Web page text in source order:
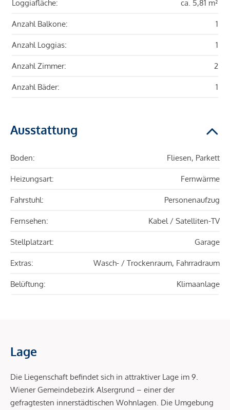
Loggiafläche: ca. 5,81 m²
Anzahl Balkone: 1
Anzahl Loggias: 1
Anzahl Zimmer: 2
Anzahl Bäder: 1
Ausstattung
Boden: Fliesen, Parkett
Heizungsart: Fernwärme
Fahrstuhl: Personenaufzug
Fernsehen: Kabel / Satelliten-TV
Stellplatzart: Garage
Extras: Wasch- / Trockenraum, Fahrradraum
Belüftung: Klimaanlage
Lage
Die Liegenschaft befindet sich in attraktiver Lage im 9.
Wiener Gemeindebezirk Alsergrund – einer der
gefragtesten innerstädtischen Wohnlagen. Die Umgebung